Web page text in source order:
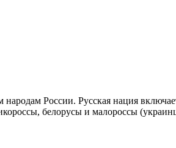
народам России. Русская нация
белорусы и малороссы